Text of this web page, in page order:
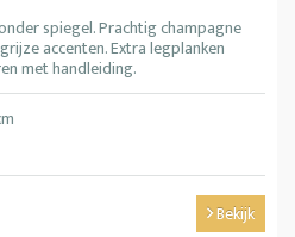
spiegel. Prachtig champagne
accenten. Extra legplanken
met handleiding.
Bekijk